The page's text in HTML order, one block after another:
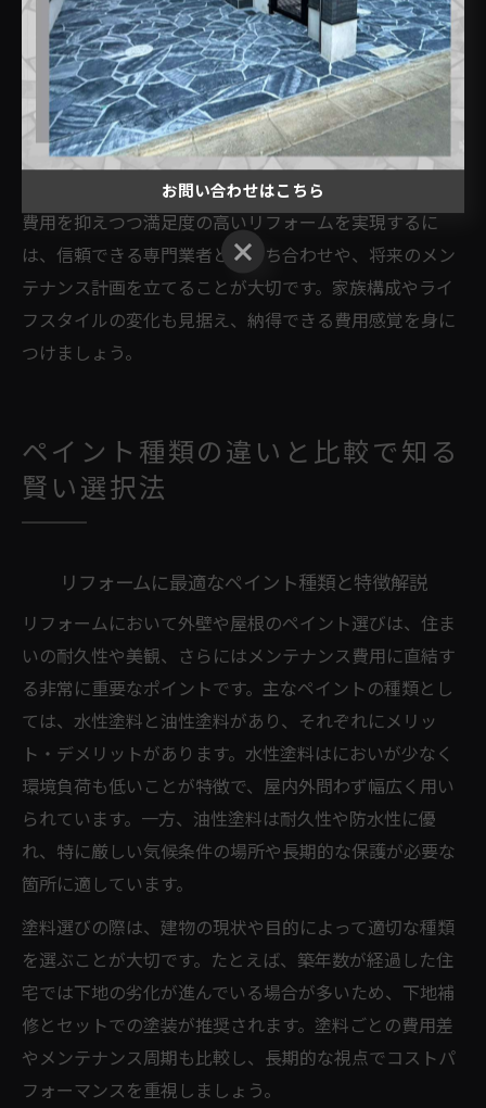
追加費用の発生につながるリスクがあります。
成功しているリフォーム事例では、耐久性の高い塗料や
補助金制度の活用、複数業者の見積もり比較を行い、総
合的なコストパフォーマンスを重視しています。実際の
ユーザーからも「初期費用は高めでも、長い目で見てお
得だった」という声が多く聞かれます。
費用を抑えつつ満足度の高いリフォームを実現するに
は、信頼できる専門業者との打ち合わせや、将来のメン
テナンス計画を立てることが大切です。家族構成やライ
フスタイルの変化も見据え、納得できる費用感覚を身に
つけましょう。
ペイント種類の違いと比較で知る
賢い選択法
リフォームに最適なペイント種類と特徴解説
リフォームにおいて外壁や屋根のペイント選びは、住ま
いの耐久性や美観、さらにはメンテナンス費用に直結す
る非常に重要なポイントです。主なペイントの種類とし
ては、水性塗料と油性塗料があり、それぞれにメリッ
ト・デメリットがあります。水性塗料はにおいが少なく
環境負荷も低いことが特徴で、屋内外問わず幅広く用い
られています。一方、油性塗料は耐久性や防水性に優
れ、特に厳しい気候条件の場所や長期的な保護が必要な
箇所に適しています。
塗料選びの際は、建物の現状や目的によって適切な種類
を選ぶことが大切です。たとえば、築年数が経過した住
宅では下地の劣化が進んでいる場合が多いため、下地補
修とセットでの塗装が推奨されます。塗料ごとの費用差
やメンテナンス周期も比較し、長期的な視点でコストパ
フォーマンスを重視しましょう。
お問い合わせはこちら
お問い合わせはこちら